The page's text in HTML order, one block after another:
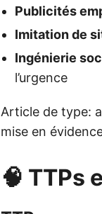
Publicités
Imitation de
Ingénierie
l’urgence
Article de type:
mise en
🧠 TTPs